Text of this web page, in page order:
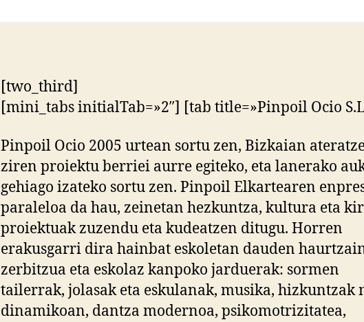
[two_third]
[mini_tabs initialTab=»2″] [tab title=»Pinpoil Ocio
Pinpoil Ocio 2005 urtean sortu zen, Bizkaian
ziren proiektu berriei aurre egiteko, eta lanerako
gehiago izateko sortu zen. Pinpoil Elkartearen
paraleloa da hau, zeinetan hezkuntza, kultura eta
proiektuak zuzendu eta kudeatzen ditugu. Horren
erakusgarri dira hainbat eskoletan dauden
zerbitzua eta eskolaz kanpoko jarduerak: sormen
tailerrak, jolasak eta eskulanak, musika, hizkuntzak
dinamikoan, dantza modernoa, psikomotrizitatea,